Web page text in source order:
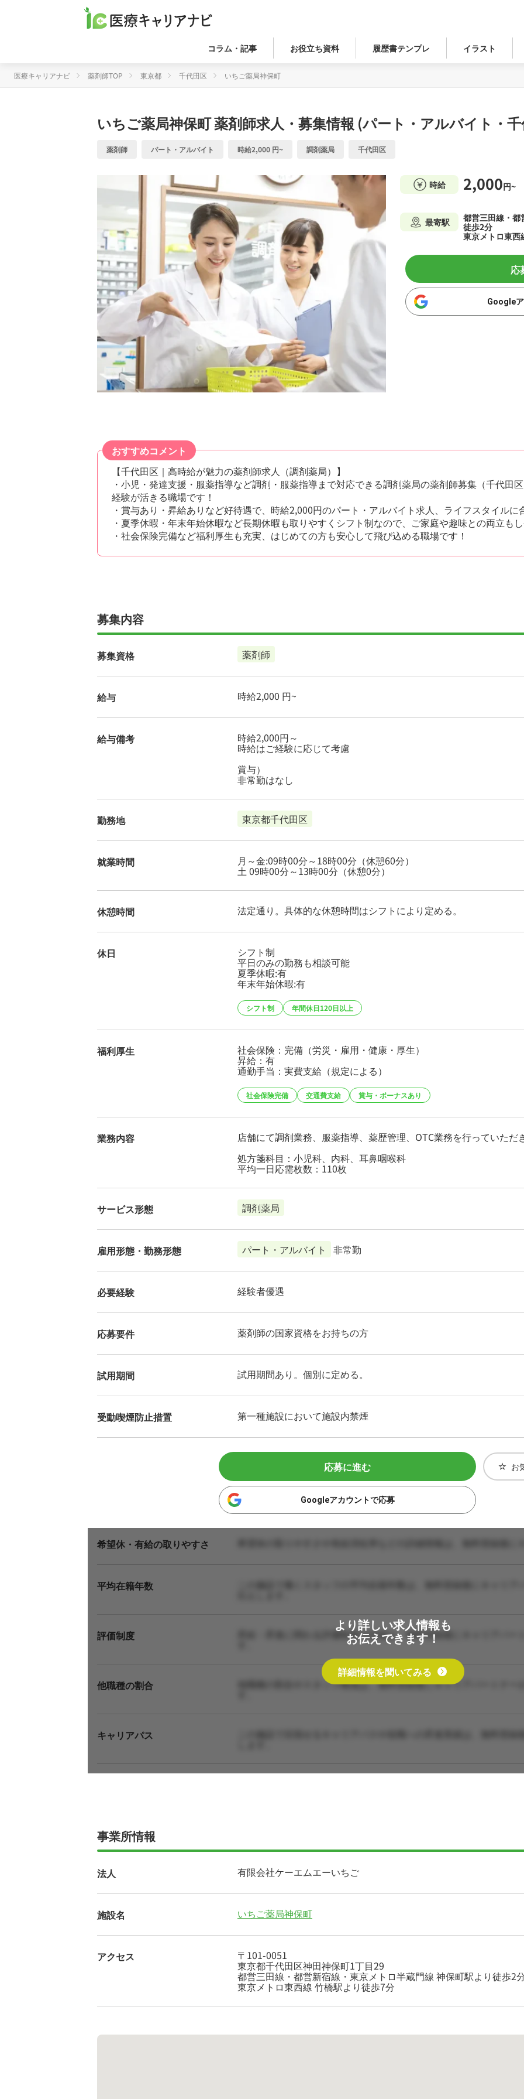
コラム・記事 お役立ち資料 履歴書テンプレ イラスト
医療キャリアナビ 薬剤師TOP 東京都 千代田区 いちご薬局神保町
いちご薬局神保町薬剤師求人・募集情報 (パート・アルバイト・
薬剤師 パート・アルバイト 時給2,000 円~ 調剤薬局 千代田区
時給 2,000円~
最寄駅
都営三田線・都
徒歩2分
東京メトロ東西
応
Google
おすすめコメント
【千代田区｜高時給が魅力の薬剤師求人（調剤薬局）】
・小児・発達支援・服薬指導など調剤・服薬指導まで対応できる調剤薬局の薬剤師募集（千代田
経験が活きる職場です！
・賞与あり・昇給ありなど好待遇で、時給2,000円のパート・アルバイト求人、ライフスタイル
・夏季休暇・年末年始休暇など長期休暇も取りやすくシフト制なので、ご家庭や趣味との両立も
・社会保険完備など福利厚生も充実、はじめての方も安心して飛び込める職場です！
募集内容
募集資格 薬剤師
給与 時給2,000 円~
給与備考 時給2,000円～
時給はご経験に応じて考慮
賞与）
非常勤はなし
勤務地 東京都千代田区
就業時間 月～金:09時00分～18時00分（休憩60分）
土 09時00分～13時00分（休憩0分）
休憩時間 法定通り。具体的な休憩時間はシフトにより定める。
休日 シフト制
平日のみの勤務も相談可能
夏季休暇:有
年末年始休暇:有
シフト制 年間休日120日以上
福利厚生 社会保険：完備（労災・雇用・健康・厚生）
昇給：有
通勤手当：実費支給（規定による）
社会保険完備 交通費支給 賞与・ボーナスあり
業務内容
店舗にて調剤業務、服薬指導、薬歴管理、OTC業務を行っていただ
処方箋科目：小児科、内科、耳鼻咽喉科
平均一日応需枚数：110枚
サービス形態 調剤薬局
雇用形態・勤務形態 パート・アルバイト 非常勤
必要経験 経験者優遇
応募要件 薬剤師の国家資格をお持ちの方
試用期間 試用期間あり。個別に定める。
受動喫煙防止措置 第一種施設において施設内禁煙
応募に進む
Googleアカウントで応募
お
希望休・有給の取りやすさ
平均在籍年数 この施設で働くスタッフの平均在籍年数は、無料登録後にキャリ
評価制度 昇給・昇進に関わる評価制度の詳細は、無料登録後にキャリアパ
他職種の割合 他職種の割合やスタッフ構成は、無料登録後にキャリアパートナ
キャリアパス この施設で目指せるキャリアパスや役職への昇進実績は、無料登
より詳しい求人情報も
お伝えできます！
詳細情報を聞いてみる
事業所情報
法人 有限会社ケーエムエーいちご
施設名 いちご薬局神保町
アクセス 〒101-0051
東京都千代田区神田神保町1丁目29
都営三田線・都営新宿線・東京メトロ半蔵門線 神保町駅より徒歩2
東京メトロ東西線 竹橋駅より徒歩7分